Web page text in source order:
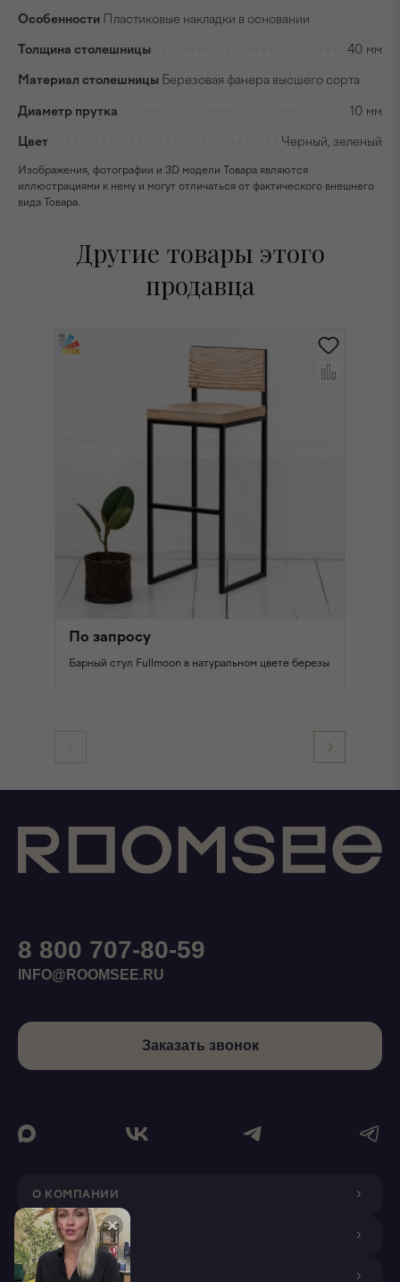
Особенности Пластиковые накладки в основании
Толщина столешницы 40 мм
Материал столешницы Березовая фанера высшего сорта
Диаметр прутка 10 мм
Цвет Черный, зеленый
Изображения, фотографии и 3D модели Товара являются
иллюстрациями к нему и могут отличаться от фактического внешнего
вида Товара.
Другие товары этого
продавца
По запросу
Барный стул Fullmoon в натуральном цвете березы
О КОМПАНИИ
ДИЗАЙНЕРАМ
ПОКУПАТЕЛЯМ
8 800 707-80-59
INFO@ROOMSEE.RU
Заказать звонок